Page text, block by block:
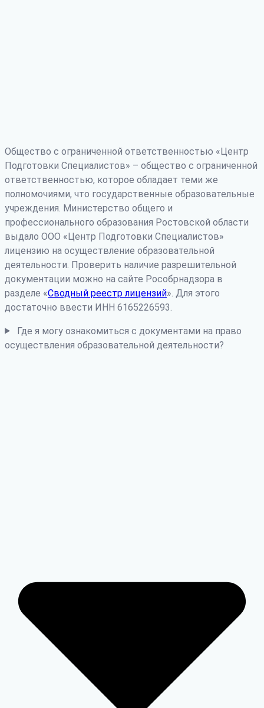
Общество с ограниченной ответственностью «Центр
Подготовки Специалистов» – общество с ограниченной
ответственностью, которое обладает теми же
полномочиями, что государственные образовательные
учреждения. Министерство общего и
профессионального образования Ростовской области
выдало ООО «Центр Подготовки Специалистов»
лицензию на осуществление образовательной
деятельности. Проверить наличие разрешительной
документации можно на сайте Рособрнадзора в
разделе «Сводный реестр лицензий». Для этого
достаточно ввести ИНН 6165226593.
Где я могу ознакомиться с документами на право
осуществления образовательной деятельности?